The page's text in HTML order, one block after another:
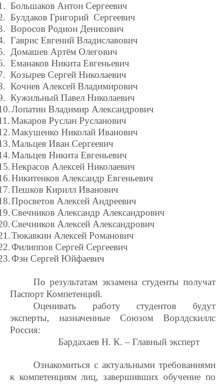
Большаков Антон Сергеевич
Булдаков Григорий Сергеевич
Воросов Родион Денисович
Гаврис Евгений Владиславович
Домашев Артём Олегович
Еманаков Никита Евгеньевич
Козырев Сергей Николаевич
Кочнев Алексей Владимирович
Кужильный Павел Николаевич
Лопатин Владимир Александрович
Макаров Руслан Русланович
Макушенко Николай Иванович
Мальцев Иван Сергеевич
Мальцев Никита Евгеньевич
Некрасов Алексей Николаевич
Никитенков Александр Евгеньевич
Пешков Кирилл Иванович
Просветов Алексей Андреевич
Свечников Александр Александрович
Свечников Алексей Александрович
Тюкавкин Алексей Романович
Филиппов Сергей Сергеевич
Фэн Сергей Юйфаевич
По результатам экзамена студенты получат
Паспорт Компетенций.
Оценивать работу студентов будут
эксперты, назначенные Союзом Ворлдскиллс
Россия:
Бардахаев Н. К. – Главный эксперт
Ознакомиться с актуальными требованиями
к компетенциям лиц, завершивших обучение по